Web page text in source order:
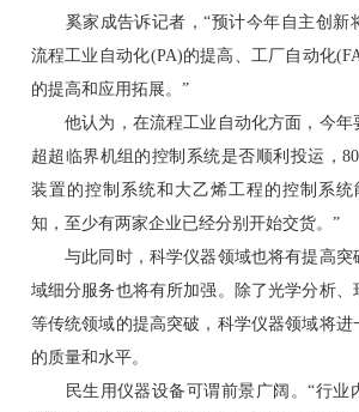
奚家成告诉记者，“预计今年自主创新
流程工业自动化(PA)的提高、工厂自动化
的提高和应用拓展。”
他认为，在流程工业自动化方面，今年
超超临界机组的控制系统是否顺利投运，
装置的控制系统和大乙烯工程的控制系统
知，至少有两家企业已经分别开始交货。”
与此同时，科学仪器领域也将有提高突
域细分服务也将有所加强。除了光学分析、
等传统领域的提高突破，科学仪器领域将进
的质量和水平。
民生用仪器设备可谓前景广阔。“行业